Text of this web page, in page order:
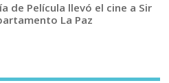
de Película llevó el cine a Sir
La Paz